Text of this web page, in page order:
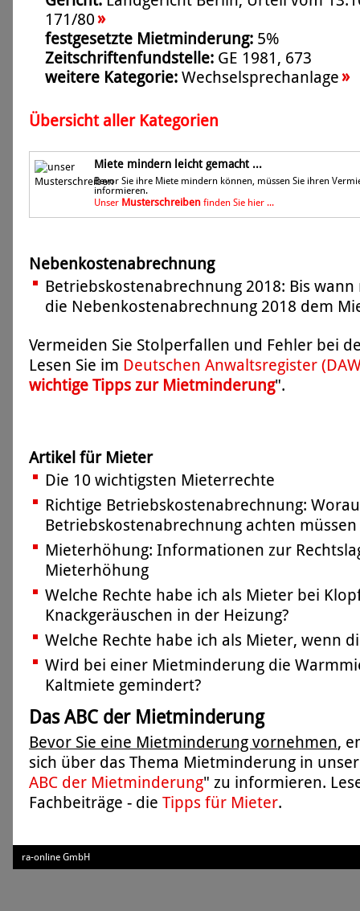
171/80»
festgesetzte Mietminderung: 5%
Zeitschriftenfundstelle: GE 1981, 673
weitere Kategorie: Wechselsprechanlage»
Übersicht aller Kategorien
Miete mindern leicht gemacht ...
Bevor Sie ihre Miete mindern können, müssen Sie ihren
informieren.
Unser Musterschreiben finden Sie hier ...
Nebenkostenabrechnung
Betriebskostenabrechnung 2018: Bis
die Nebenkostenabrechnung 2018 dem
Vermeiden Sie Stolperfallen und Fehler bei
Lesen Sie im Deutschen Anwaltsregister
wichtige Tipps zur Mietminderung".
Artikel für Mieter
Die 10 wichtigsten Mieterrechte
Richtige Betriebskostenabrechnung:
Betriebskostenabrechnung achten müssen
Mieterhöhung: Informationen zur
Mieterhöhung
Welche Rechte habe ich als Mieter bei
Knackgeräuschen in der Heizung?
Welche Rechte habe ich als Mieter, wenn
Wird bei einer Mietminderung die
Kaltmiete gemindert?
Das ABC der Mietminderung
Bevor Sie eine Mietminderung vornehmen,
sich über das Thema Mietminderung in
ABC der Mietminderung" zu informieren.
Fachbeiträge - die Tipps für Mieter.
ra-online GmbH